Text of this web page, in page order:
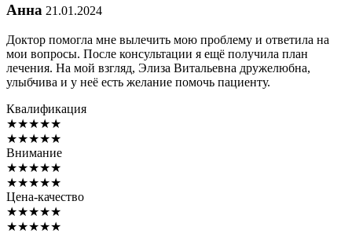
Анна 21.01.2024
Доктор помогла мне вылечить мою проблему и ответила на
мои вопросы. После консультации я ещё получила план
лечения. На мой взгляд, Элиза Витальевна дружелюбна,
улыбчива и у неё есть желание помочь пациенту.
Квалификация
★★★★★
★★★★★
Внимание
★★★★★
★★★★★
Цена-качество
★★★★★
★★★★★